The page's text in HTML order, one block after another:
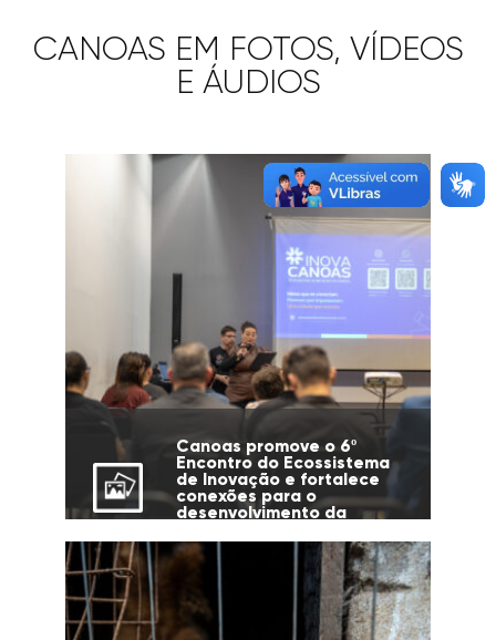
CANOAS EM FOTOS, VÍDEOS
E ÁUDIOS
Canoas promove o 6º
Encontro do Ecossistema
de Inovação e fortalece
conexões para o
desenvolvimento da